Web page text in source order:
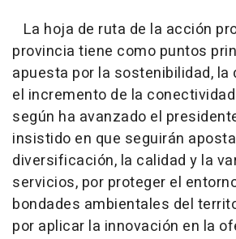
La hoja de ruta de la acción
provincia tiene como puntos
apuesta por la sostenibilidad,
el incremento de la
según ha avanzado el
insistido en que seguirán
diversificación, la calidad y la
servicios, por proteger el
bondades ambientales del
por aplicar la innovación en la